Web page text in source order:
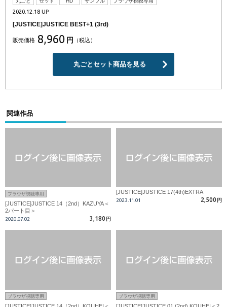
2020.12.18 UP
[JUSTICE]JUSTICE BEST+1 (3rd)
販売価格 8,960 円 （税込）
丸ごとセット商品を見る
関連作品
ブラウザ視聴専用
[JUSTICE]JUSTICE 14（2nd）KAZUYA＜
2パート目＞
2020.07.02 3,180 円
[JUSTICE]JUSTICE 17(4th)EXTRA
2023.11.01 2,500 円
ブラウザ視聴専用 ブラウザ視聴専用